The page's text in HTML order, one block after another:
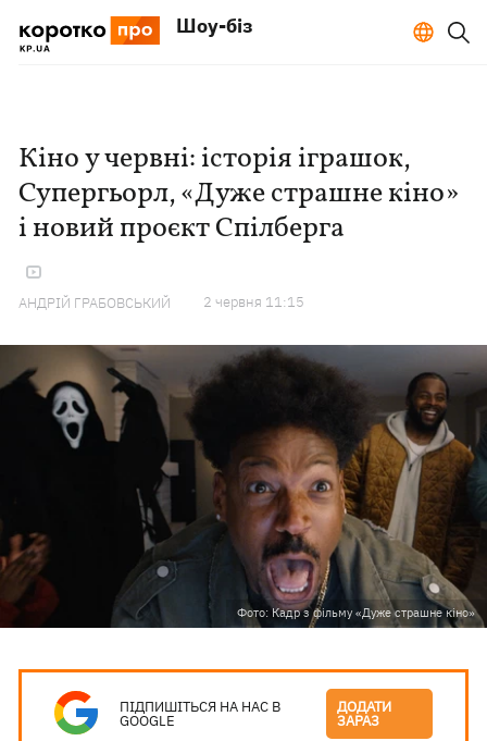
Шоу-біз
Кіно у червні: історія іграшок,
Супергьорл, «Дуже страшне кіно»
і новий проєкт Спілберга
АНДРІЙ ГРАБОВСЬКИЙ 2 червня 11:15
Фото: Кадр з фільму «Дуже страшне кіно»
ПІДПИШІТЬСЯ НА НАС В
GOOGLE
ДОДАТИ
ЗАРАЗ